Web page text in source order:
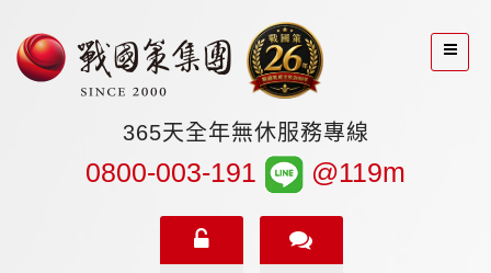
365天全年無休服務專線
0800-003-191 @119m